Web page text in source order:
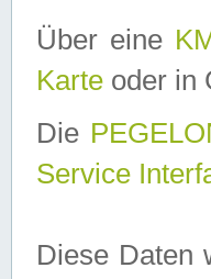
Über eine
Karte oder in
Die
Service
Diese Daten